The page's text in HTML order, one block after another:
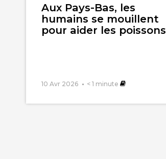
le font les
Aux Pays-Bas, les
humains se mouillent
pour aider les poissons
10 Avr 2026 < 1 minute